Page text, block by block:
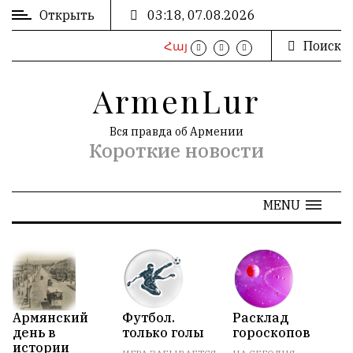
ВХОД
РЕГИСТРАЦИЯ
РЕКЛАМА
АРХИВ
« Октябрь 2022 »
Открыть 03:18, 07.08.2026
Հայ Поиск
ArmenLur
Вся правда об Армении
Короткие новости
MENU
Армянский
день в
истории
Футбол.
только голы
Расклад
гороскопов